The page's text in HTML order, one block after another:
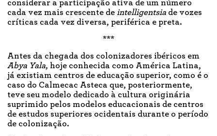
considerar a participação ativa de um número
cada vez mais crescente de intelligentsia de vozes
críticas cada vez diversa, periférica e preta.
***
Antes da chegada dos colonizadores ibéricos em
Abya Yala, hoje conhecida como América Latina,
já existiam centros de educação superior, como é o
caso do Calmecac Asteca que, posteriormente,
teve seu modelo dedicado à cultura originária
suprimido pelos modelos educacionais de centros
de estudos superiores ocidentais durante o período
de colonização.